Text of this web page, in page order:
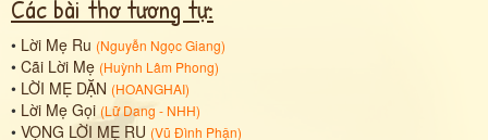
Các bài thơ tương tự:
• Lời Mẹ Ru (Nguyễn Ngọc Giang)
• Cãi Lời Mẹ (Huỳnh Lâm Phong)
• LỜI MẸ DẶN (HOANGHAI)
• Lời Mẹ Gọi (Lữ Dang - NHH)
• VỌNG LỜI MẸ RU (Vũ Đình Phận)